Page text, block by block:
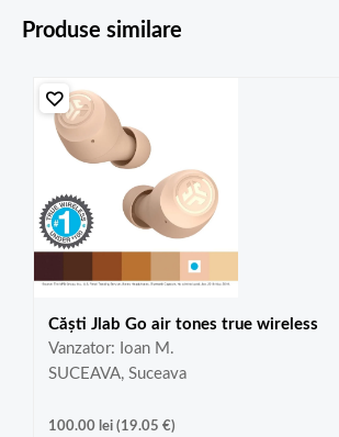
Produse similare
Căști Jlab Go air tones true wireless
Vanzator: Ioan M.
SUCEAVA, Suceava
100.00 lei(19.05 €)